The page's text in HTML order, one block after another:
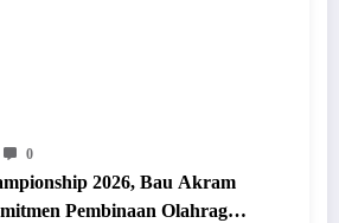
0
2026, Bau Akram
Pembinaan Olahraga